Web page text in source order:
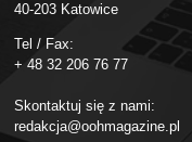
40-203 Katowice
Tel / Fax:
+ 48 32 206 76 77
Skontaktuj się z nami:
redakcja@oohmagazine.pl